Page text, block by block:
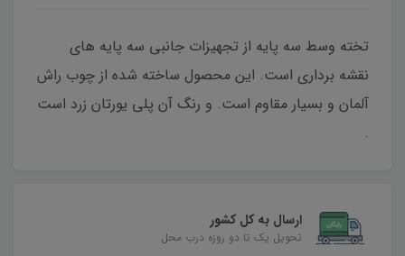
تخته وسط سه پایه از تجهیزات جانبی سه پایه های
نقشه برداری است. این محصول ساخته شده از چوب راش
آلمان و بسیار مقاوم است. و رنگ آن پلی یورتان زرد است
.
ارسال به کل کشور
تحویل یک تا دو روزه درب محل